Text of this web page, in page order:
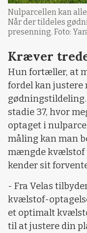
Nulparcellen kan
Når der tildeles
presenning. Foto:
Kræver
Hun fortæller, at
fordel kan justere
stadie 37, hvor
optaget i
måling kan man
mængde kvælstof
kender sit
- Fra Velas
kvælstof-
et optimalt
til at justere din